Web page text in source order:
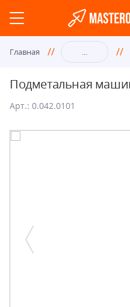
Главная ...
Подметальная
Арт.: 0.042.0101